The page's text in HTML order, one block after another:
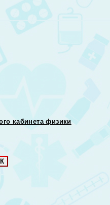
кабинета физики